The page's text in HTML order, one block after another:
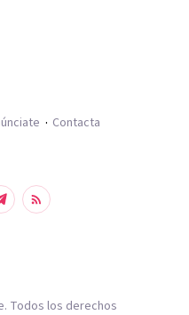
Contacta
Todos los derechos